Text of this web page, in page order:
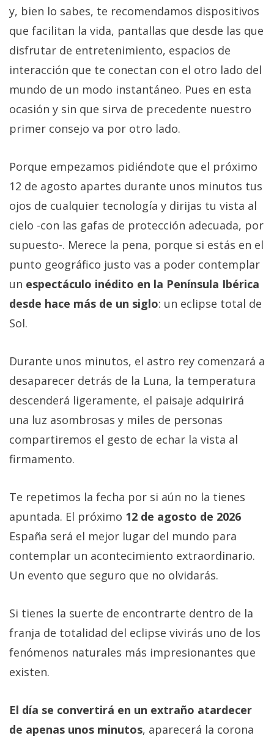
y, bien lo sabes, te recomendamos dispositivos
que facilitan la vida, pantallas que desde las que
disfrutar de entretenimiento, espacios de
interacción que te conectan con el otro lado del
mundo de un modo instantáneo. Pues en esta
ocasión y sin que sirva de precedente nuestro
primer consejo va por otro lado.
Porque empezamos pidiéndote que el próximo
12 de agosto apartes durante unos minutos tus
ojos de cualquier tecnología y dirijas tu vista al
cielo -con las gafas de protección adecuada, por
supuesto-. Merece la pena, porque si estás en el
punto geográfico justo vas a poder contemplar
un espectáculo inédito en la Península Ibérica
desde hace más de un siglo: un eclipse total de
Sol.
Durante unos minutos, el astro rey comenzará a
desaparecer detrás de la Luna, la temperatura
descenderá ligeramente, el paisaje adquirirá
una luz asombrosas y miles de personas
compartiremos el gesto de echar la vista al
firmamento.
Te repetimos la fecha por si aún no la tienes
apuntada. El próximo 12 de agosto de 2026
España será el mejor lugar del mundo para
contemplar un acontecimiento extraordinario.
Un evento que seguro que no olvidarás.
Si tienes la suerte de encontrarte dentro de la
franja de totalidad del eclipse vivirás uno de los
fenómenos naturales más impresionantes que
existen.
El día se convertirá en un extraño atardecer
de apenas unos minutos, aparecerá la corona